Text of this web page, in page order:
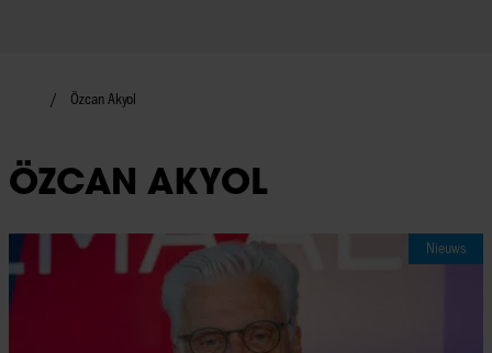
Özcan Akyol
ÖZCAN AKYOL
Nieuws